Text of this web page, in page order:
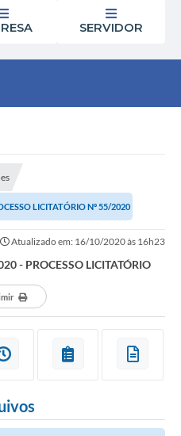
SERVIDOR
LICITATÓRIO Nº 55/2020
Atualizado em: 16/10/2020 às 16h23
- PROCESSO LICITATÓRIO